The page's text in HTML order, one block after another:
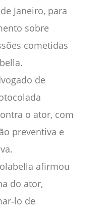
Janeiro, para
sobre
cometidas
de
o ator, com
preventiva e
afirmou
do ator,
de